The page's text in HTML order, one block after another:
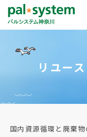
リユー
国内資源循環と廃棄